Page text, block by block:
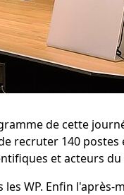
de cette
140 postes
et acteurs
WP. Enfin